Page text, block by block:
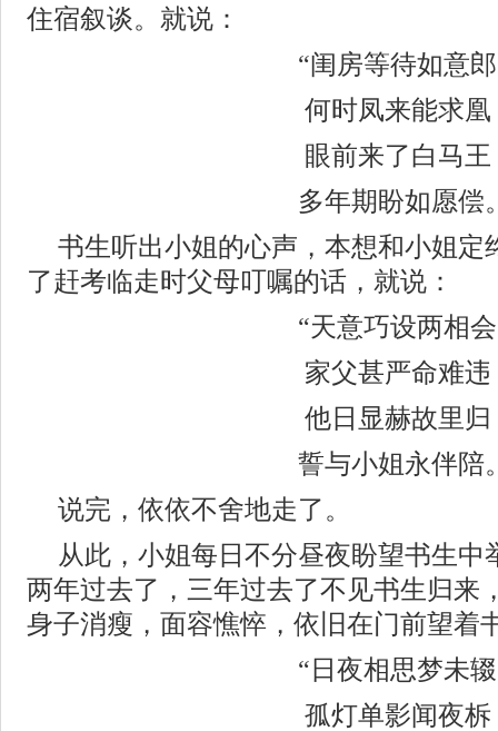
住宿叙谈。就说：
“闺房等待如意
何时凤来能求凰
眼前来了白马王
多年期盼如愿偿
书生听出小姐的心声，本想和小姐定
了赶考临走时父母叮嘱的话，就说：
“天意巧设两相
家父甚严命难违
他日显赫故里归
誓与小姐永伴陪
说完，依依不舍地走了。
从此，小姐每日不分昼夜盼望书生中
两年过去了，三年过去了不见书生归来
身子消瘦，面容憔悴，依旧在门前望着
“日夜相思梦未
孤灯单影闻夜柝